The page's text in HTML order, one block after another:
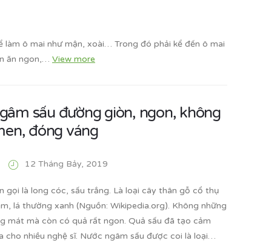
ô mai như mận, xoài… Trong đó phải kể đến ô mai
ăn ngon,… View more
sấu đường giòn, ngon, không
đóng váng
12 Tháng Bảy, 2019
gọi là long cóc, sấu trắng. Là loại cây thân gỗ cổ thụ
lá thường xanh (Nguồn: Wikipedia.org). Không những
mát mà còn có quả rất ngon. Quả sấu đã tạo cảm
cho nhiều nghệ sĩ. Nước ngâm sấu được coi là loại…